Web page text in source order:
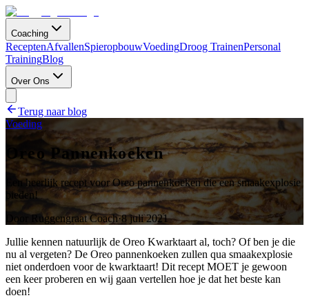
Coaching
ReceptenAfvallenSpieropbouwVoedingDroog TrainenPersonal
TrainingBlog
Over Ons
Terug naar blog
Voeding
Oreo Pannenkoeken
Een heerlijk recept voor Oreo pannenkoeken die een smaakexplosie
bieden!
Door Ruggengraat Coach·8 juli 2021
Jullie kennen natuurlijk de Oreo Kwarktaart al, toch? Of ben je die
nu al vergeten? De Oreo pannenkoeken zullen qua smaakexplosie
niet onderdoen voor de kwarktaart! Dit recept MOET je gewoon
een keer proberen en wij gaan vertellen hoe je dat het beste kan
doen!